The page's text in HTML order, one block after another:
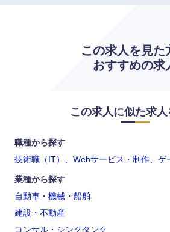
この求人を見た
おすすめの求
この求人に似た求
職種から探す
技術職（IT）、Webサービス・制作、ゲ
業種から探す
自動車・機械・船舶
建設・不動産
コンサル・シンクタンク